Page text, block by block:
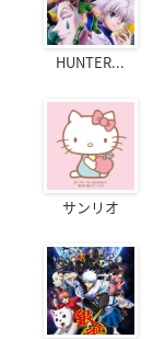
HUNTER...
サンリオ